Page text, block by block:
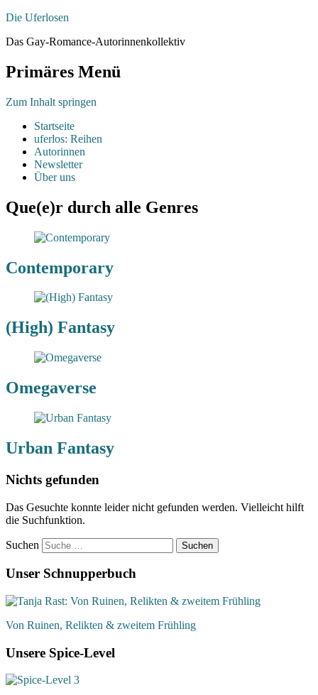
Die Uferlosen
Das Gay-Romance-Autorinnenkollektiv
Primäres Menü
Zum Inhalt springen
Startseite
uferlos: Reihen
Autorinnen
Newsletter
Über uns
Que(e)r durch alle Genres
Contemporary
(High) Fantasy
Omegaverse
Urban Fantasy
Nichts gefunden
Das Gesuchte konnte leider nicht gefunden werden. Vielleicht hilft
die Suchfunktion.
Suchen
Unser Schnupperbuch
Von Ruinen, Relikten & zweitem Frühling
Unsere Spice-Level